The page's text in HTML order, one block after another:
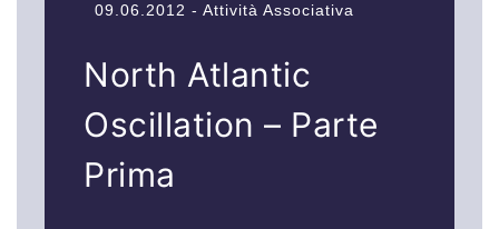
09.06.2012 - Attività Associativa
North Atlantic
Oscillation – Parte
Prima